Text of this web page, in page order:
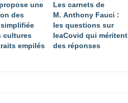
une
des
cultures
empilés
Les carnets de
M. Anthony Fauci :
les questions sur
leaCovid qui méritent
des réponses